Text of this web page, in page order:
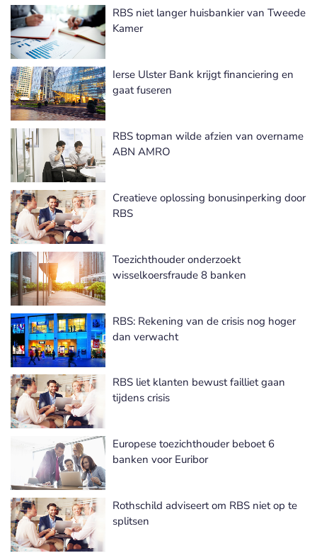
RBS niet langer huisbankier van Tweede
Kamer
Ierse Ulster Bank krijgt financiering en
gaat fuseren
RBS topman wilde afzien van overname
ABN AMRO
Creatieve oplossing bonusinperking door
RBS
Toezichthouder onderzoekt
wisselkoersfraude 8 banken
RBS: Rekening van de crisis nog hoger
dan verwacht
RBS liet klanten bewust failliet gaan
tijdens crisis
Europese toezichthouder beboet 6
banken voor Euribor
Rothschild adviseert om RBS niet op te
splitsen